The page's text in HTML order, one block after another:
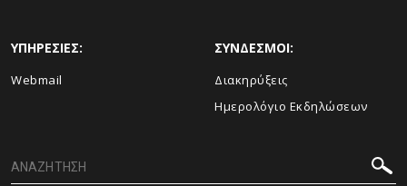
ΥΠΗΡΕΣΙΕΣ:
Webmail
ΣΥΝΔΕΣΜΟΙ:
Διακηρύξεις
Ημερολόγιο Εκδηλώσεων